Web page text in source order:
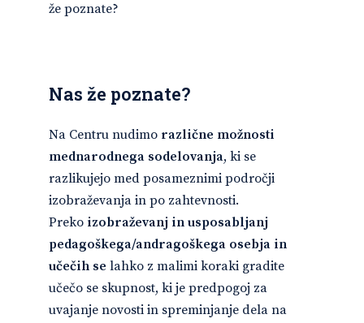
že poznate?
Nas že poznate?
Na Centru nudimo različne možnosti
mednarodnega sodelovanja, ki se
razlikujejo med posameznimi področji
izobraževanja in po zahtevnosti.
Preko izobraževanj in usposabljanj
pedagoškega/andragoškega osebja in
učečih se lahko z malimi koraki gradite
učečo se skupnost, ki je predpogoj za
uvajanje novosti in spreminjanje dela na